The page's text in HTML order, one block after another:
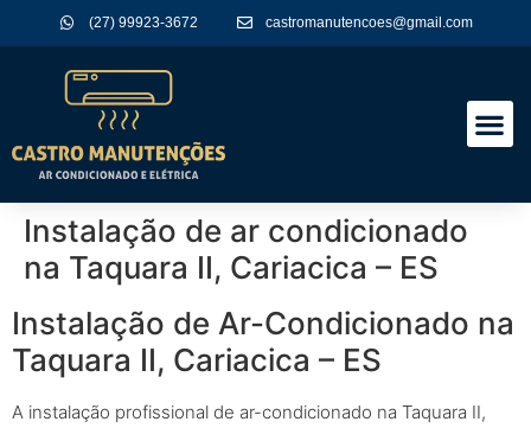
(27) 99923-3672 castromanutencoes@gmail.com
Instalação de ar condicionado
na Taquara II, Cariacica – ES
Instalação de Ar-Condicionado na
Taquara II, Cariacica – ES
A instalação profissional de ar-condicionado na Taquara II,